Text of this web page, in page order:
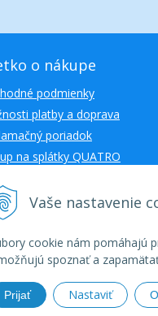
Vaše nastavenie
cookie nám pomáhajú
spoznať a
Prijať Nastaviť
o nákupe
podmienky
platby a doprava
poriadok
na splátky QUATRO
WEBYGROUP • dbart